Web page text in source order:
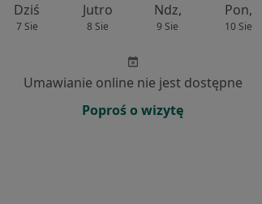
Dziś
7 Sie
Jutro
8 Sie
Ndz,
9 Sie
Pon,
10 Sie
Umawianie online nie jest dostępne
Poproś o wizytę